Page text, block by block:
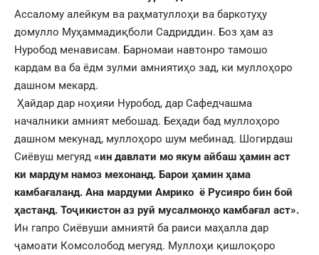
Ассалому алейкум ва раҳматуллоҳи ва баркотуҳу
домулло Муҳаммадиқболи Садриддин. Боз ҳам аз
Нуробод менависам. Барномаи навтонро тамошо
кардам ва ба ёдм зулми амниятиҳо зад, ки муллоҳоро
дашном мекард.
Ҳайдар дар ноҳияи Нуробод, дар Сафедчашма
началники амният мебошад. Беҳади бад муллоҳоро
дашном мекунад, муллоҳоро шум мебинад. Шогирдаш
Сиёвуш мегуяд «ин давлати мо якум айбаш ҳамин аст
ки мардум намоз мехонанд. Барои ҳамин ҳама
камбағаланд. Ана мардуми Амрико ё Русияро бин бой
ҳастанд. Тоҷикистон аз руй мусалмонҳо камбағал аст».
Ин гапро Сиёвуши амниятӣ ба раиси маҳалла дар
ҷамоати Комсолобод мегуяд. Муллоҳи қишлоқоро